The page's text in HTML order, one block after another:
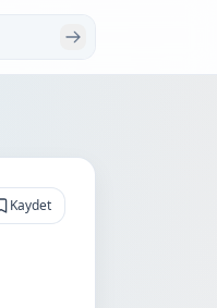
Kaydet